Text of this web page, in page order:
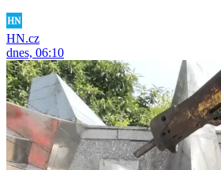
HN.cz
dnes, 06:10